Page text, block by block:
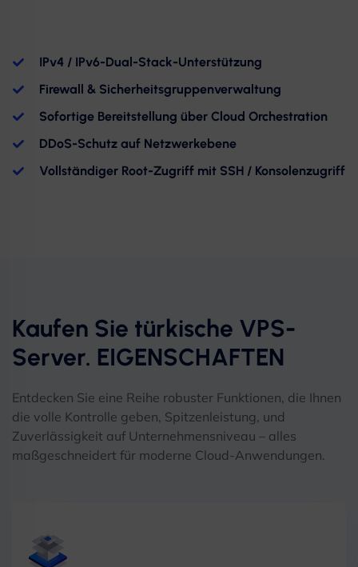
IPv4 / IPv6-Dual-Stack-Unterstützung
Firewall & Sicherheitsgruppenverwaltung
Sofortige Bereitstellung über Cloud Orchestration
DDoS-Schutz auf Netzwerkebene
Vollständiger Root-Zugriff mit SSH / Konsolenzugriff
Kaufen Sie türkische VPS-
Server. EIGENSCHAFTEN
Entdecken Sie eine Reihe robuster Funktionen, die Ihnen
die volle Kontrolle geben, Spitzenleistung, und
Zuverlässigkeit auf Unternehmensniveau – alles
maßgeschneidert für moderne Cloud-Anwendungen.